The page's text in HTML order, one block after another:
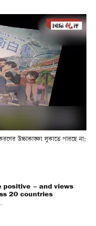
উচ্চাকাঙ্ক্ষা লুকাতে পারছে না: